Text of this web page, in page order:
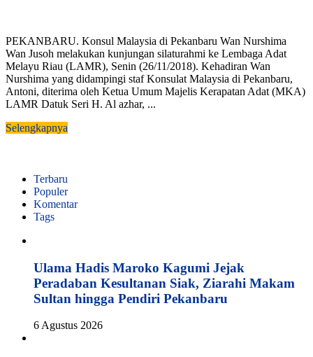
PEKANBARU. Konsul Malaysia di Pekanbaru Wan Nurshima
Wan Jusoh melakukan kunjungan silaturahmi ke Lembaga Adat
Melayu Riau (LAMR), Senin (26/11/2018). Kehadiran Wan
Nurshima yang didampingi staf Konsulat Malaysia di Pekanbaru,
Antoni, diterima oleh Ketua Umum Majelis Kerapatan Adat (MKA)
LAMR Datuk Seri H. Al azhar, ...
Selengkapnya
Terbaru
Populer
Komentar
Tags
Ulama Hadis Maroko Kagumi Jejak
Peradaban Kesultanan Siak, Ziarahi Makam
Sultan hingga Pendiri Pekanbaru
6 Agustus 2026